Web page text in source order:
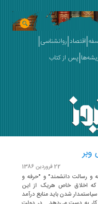
روانشناسی
پس از کتاب
"حرفه و رسالت دانشمند" و "حرفه و
خاص هریک از این
شدن باید منابع درآمد